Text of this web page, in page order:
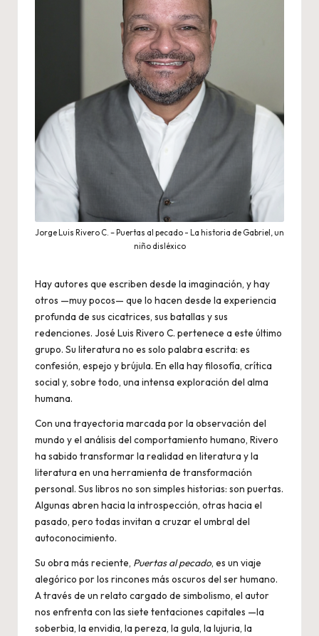
Jorge Luis Rivero C. – Puertas al pecado - La historia de Gabriel, un
niño disléxico
Hay autores que escriben desde la imaginación, y hay
otros —muy pocos— que lo hacen desde la experiencia
profunda de sus cicatrices, sus batallas y sus
redenciones. José Luis Rivero C. pertenece a este último
grupo. Su literatura no es solo palabra escrita: es
confesión, espejo y brújula. En ella hay filosofía, crítica
social y, sobre todo, una intensa exploración del alma
humana.
Con una trayectoria marcada por la observación del
mundo y el análisis del comportamiento humano, Rivero
ha sabido transformar la realidad en literatura y la
literatura en una herramienta de transformación
personal. Sus libros no son simples historias: son puertas.
Algunas abren hacia la introspección, otras hacia el
pasado, pero todas invitan a cruzar el umbral del
autoconocimiento.
Su obra más reciente, Puertas al pecado, es un viaje
alegórico por los rincones más oscuros del ser humano.
A través de un relato cargado de simbolismo, el autor
nos enfrenta con las siete tentaciones capitales —la
soberbia, la envidia, la pereza, la gula, la lujuria, la